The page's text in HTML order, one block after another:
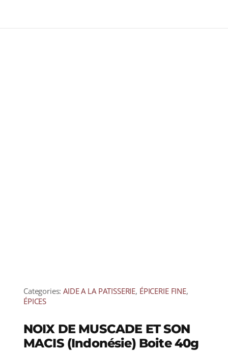
SPIRITUEUX
Categories:AIDE A LA PATISSERIE, ÉPICERIE FINE,
ÉPICES
NOIX DE MUSCADE ET SON
MACIS (Indonésie) Boite 40g